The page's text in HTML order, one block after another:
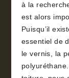
à la
est alors
Puisqu’il
essentiel de
le vernis, la